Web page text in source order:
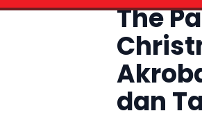
The
dan